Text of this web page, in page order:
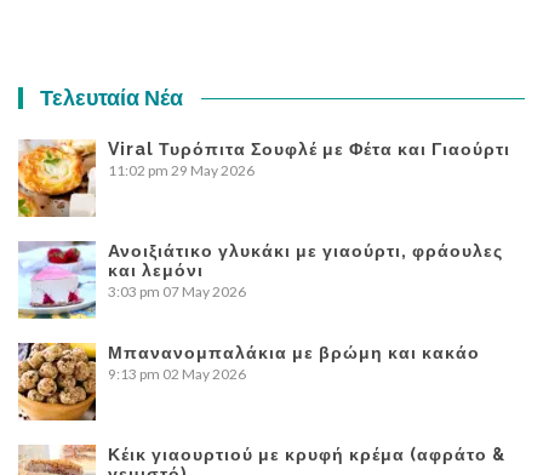
Τελευταία Νέα
Viral Τυρόπιτα Σουφλέ με Φέτα και Γιαούρτι
11:02 pm 29 May 2026
Ανοιξιάτικο γλυκάκι με γιαούρτι, φράουλες
και λεμόνι
3:03 pm 07 May 2026
Μπανανομπαλάκια με βρώμη και κακάο
9:13 pm 02 May 2026
Κέικ γιαουρτιού με κρυφή κρέμα (αφράτο &